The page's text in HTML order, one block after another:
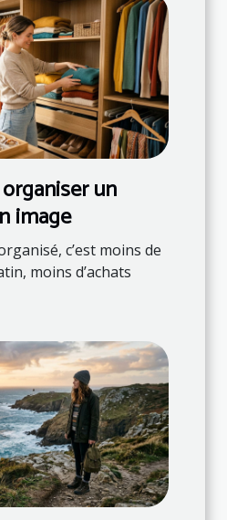
un
image
c’est moins de
moins d’achats